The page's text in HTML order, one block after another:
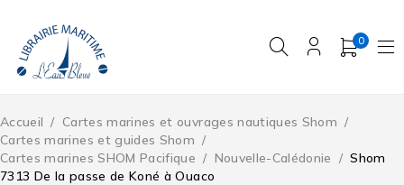
0
Accueil / Cartes marines et ouvrages nautiques Shom /
Cartes marines et guides Shom /
Cartes marines SHOM Pacifique / Nouvelle-Calédonie / Shom
7313 De la passe de Koné à Ouaco